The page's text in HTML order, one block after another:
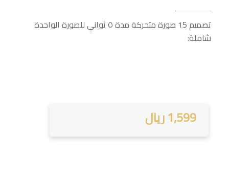
تصميم 15 صورة متحركة مدة ٥ ثواني للصورة الواحدة
شاملة:
1,599 ريال